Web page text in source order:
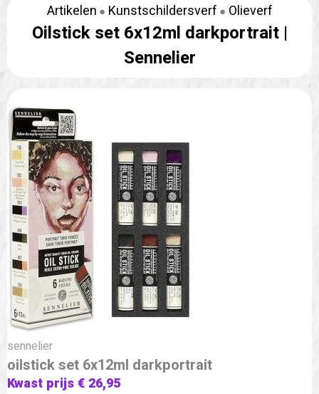
Artikelen Kunstschildersverf Olieverf
Oilstick set 6x12ml darkportrait |
Sennelier
sennelier
oilstick set 6x12ml darkportrait
Kwast prijs € 26,95